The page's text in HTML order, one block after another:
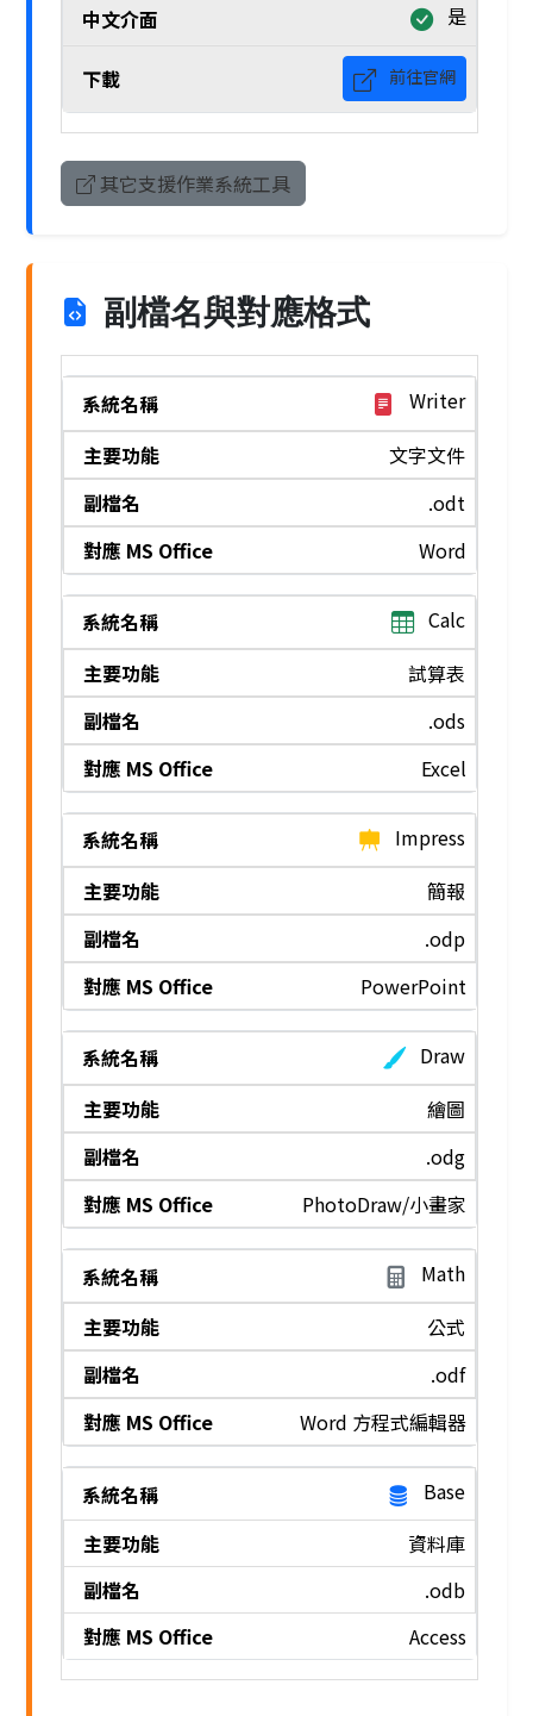
是
前往官網
其它支援作業系統工具
副檔名與對應格式
Writer
文字文件
.odt
Word
Calc
試算表
.ods
Excel
Impress
簡報
.odp
PowerPoint
Draw
繪圖
.odg
PhotoDraw/小畫家
Math
公式
.odf
Word 方程式編輯器
Base
資料庫
.odb
Access